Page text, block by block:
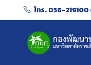
โทร. 056-219100